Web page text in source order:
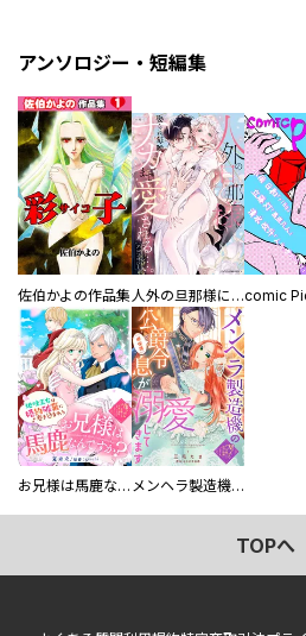
アンソロジー・短編集
佐伯かよの作品集 人外の旦那様に娶られ毎晩ナカまで愛される…。アンソロジーcomic
お兄様は馬鹿なんですか？～地味王女は婚約破棄に巻き込まれる～ メンヘラ製造機の公爵令息（過保護）が溺愛してきます
TOPへ